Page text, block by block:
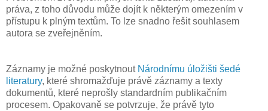
práva, z toho důvodu může dojít k některým omezením v
přístupu k plným textům. To lze snadno řešit souhlasem
autora se zveřejněním.
Záznamy je možné poskytnout Národnímu úložišti šedé
literatury, které shromažďuje právě záznamy a texty
dokumentů, které neprošly standardním publikačním
procesem. Opakovaně se potvrzuje, že právě tyto